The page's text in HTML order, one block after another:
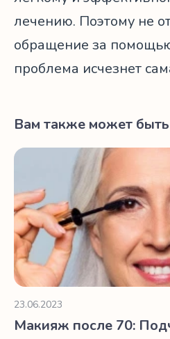
лечению. Поэтому не
обращение за
проблема исчезнет
Вам также может
Макияж после 70:
23.06.2023
Макияж после 70: